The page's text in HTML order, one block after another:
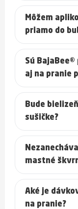
Môžem
priamo do
Sú
aj na pranie
Bude
sušičke?
mastné
Aké je
na pranie?